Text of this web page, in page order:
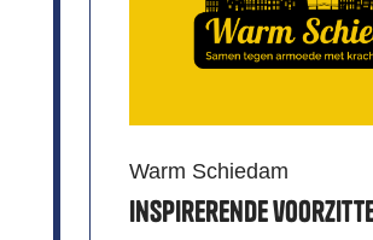
Warm Schiedam
Inspirerende